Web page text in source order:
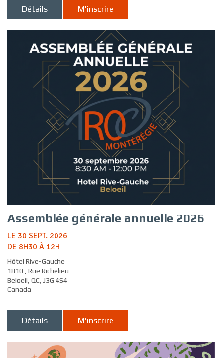
Détails M'inscrire
Assemblée générale annuelle 2026
LE 30 SEPT. 2026
DE 8H30 À 12H
Hôtel Rive-Gauche
1810 , Rue Richelieu
Beloeil, QC, J3G 4S4
Canada
Détails M'inscrire